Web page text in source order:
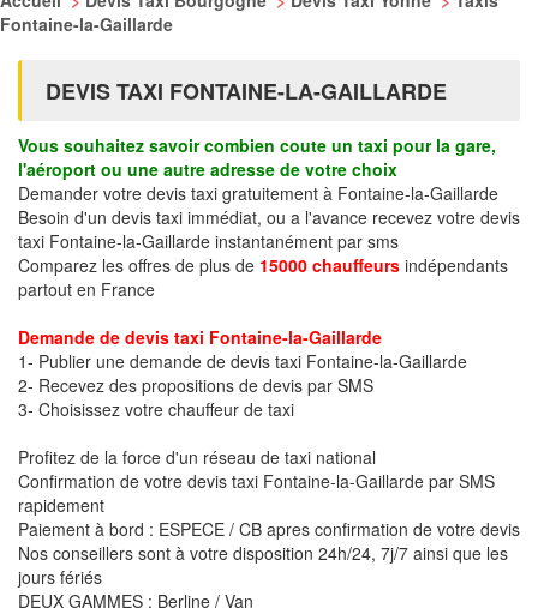
Fontaine-la-Gaillarde
DEVIS TAXI FONTAINE-LA-GAILLARDE
Vous souhaitez savoir combien coute un taxi pour la gare,
l'aéroport ou une autre adresse de votre choix
Demander votre devis taxi gratuitement à Fontaine-la-Gaillarde
Besoin d'un devis taxi immédiat, ou a l'avance recevez votre devis
taxi Fontaine-la-Gaillarde instantanément par sms
Comparez les offres de plus de 15000 chauffeurs indépendants
partout en France
Demande de devis taxi Fontaine-la-Gaillarde
1- Publier une demande de devis taxi Fontaine-la-Gaillarde
2- Recevez des propositions de devis par SMS
3- Choisissez votre chauffeur de taxi
Profitez de la force d'un réseau de taxi national
Confirmation de votre devis taxi Fontaine-la-Gaillarde par SMS
rapidement
Paiement à bord : ESPECE / CB apres confirmation de votre devis
Nos conseillers sont à votre disposition 24h/24, 7j/7 ainsi que les
jours fériés
DEUX GAMMES : Berline / Van